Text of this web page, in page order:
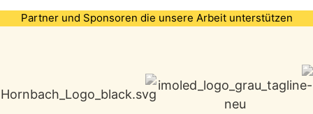
Partner und Sponsoren die unsere Arbeit unterstützen